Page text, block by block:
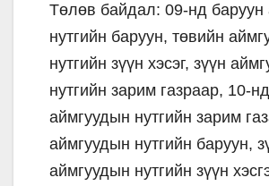
Төлөв байдал: 09-нд баруун
нутгийн баруун, төвийн
нутгийн зүүн хэсэг, зүүн
нутгийн зарим газраар, 10-
аймгуудын нутгийн зарим
аймгуудын нутгийн баруун,
аймгуудын нутгийн зүүн